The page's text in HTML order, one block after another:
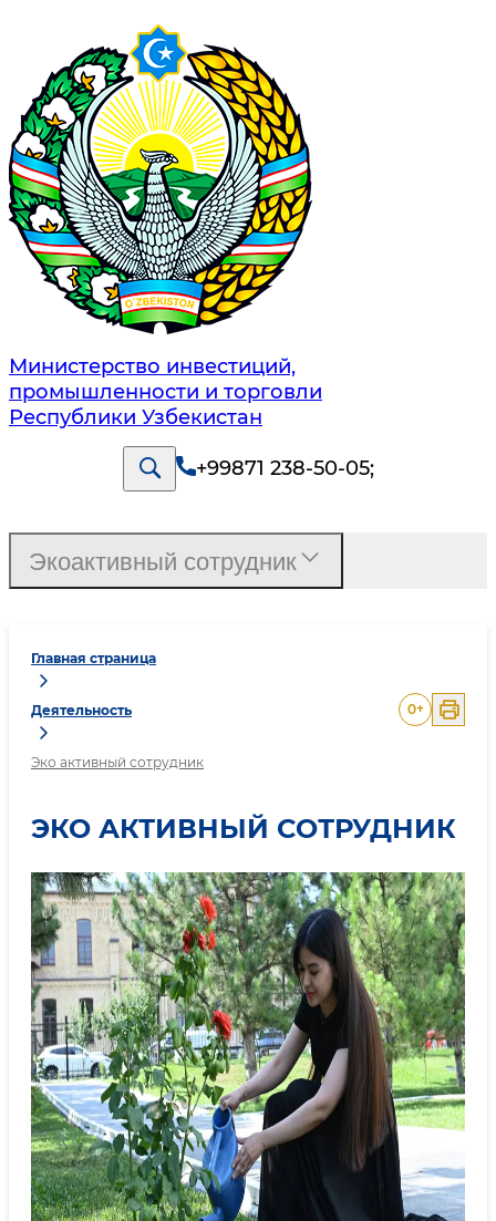
Министерство инвестиций,
промышленности и торговли
Республики Узбекистан
+99871 238-50-05;
Главная страница
Деятельность
Эко активный сотрудник
0+
ЭКО АКТИВНЫЙ СОТРУДНИК
Экоактивный сотрудник